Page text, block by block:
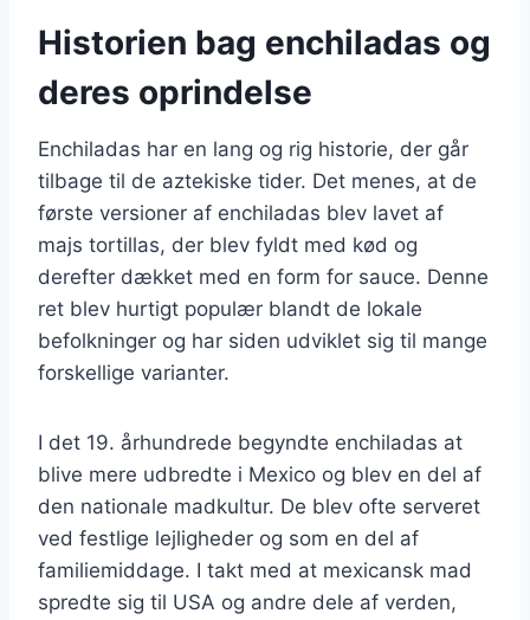
Historien bag enchiladas og
deres oprindelse
Enchiladas har en lang og rig historie, der går
tilbage til de aztekiske tider. Det menes, at de
første versioner af enchiladas blev lavet af
majs tortillas, der blev fyldt med kød og
derefter dækket med en form for sauce. Denne
ret blev hurtigt populær blandt de lokale
befolkninger og har siden udviklet sig til mange
forskellige varianter.
I det 19. århundrede begyndte enchiladas at
blive mere udbredte i Mexico og blev en del af
den nationale madkultur. De blev ofte serveret
ved festlige lejligheder og som en del af
familiemiddage. I takt med at mexicansk mad
spredte sig til USA og andre dele af verden,